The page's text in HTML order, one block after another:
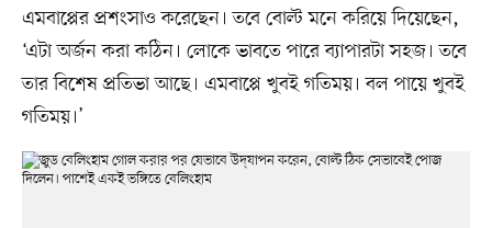
এমবাপ্পের প্রশংসাও করেছেন। তবে বোল্ট মনে করিয়ে দিয়েছেন,
‘এটা অর্জন করা কঠিন। লোকে ভাবতে পারে ব্যাপারটা সহজ। তবে
তার বিশেষ প্রতিভা আছে। এমবাপ্পে খুবই গতিময়। বল পায়ে খুবই
গতিময়।’